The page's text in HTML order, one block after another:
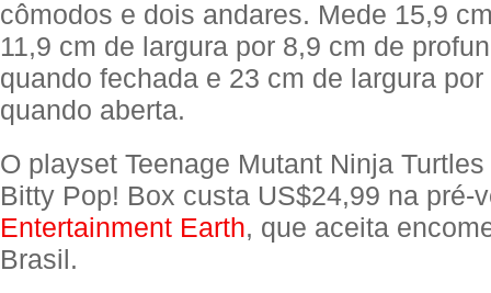
cômodos e dois andares. Mede 15,9
11,9 cm de largura por 8,9 cm de
quando fechada e 23 cm de largura
quando aberta.
O playset Teenage Mutant Ninja Turtles
Bitty Pop! Box custa US$24,99 na pré-
Entertainment Earth, que aceita
Brasil.